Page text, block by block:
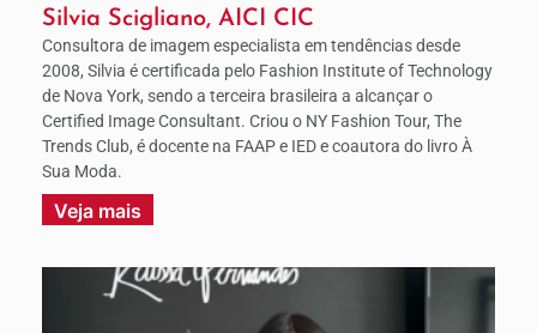
Silvia Scigliano, AICI CIC
Consultora de imagem especialista em tendências desde
2008, Silvia é certificada pelo Fashion Institute of Technology
de Nova York, sendo a terceira brasileira a alcançar o
Certified Image Consultant. Criou o NY Fashion Tour, The
Trends Club, é docente na FAAP e IED e coautora do livro À
Sua Moda.
Veja mais